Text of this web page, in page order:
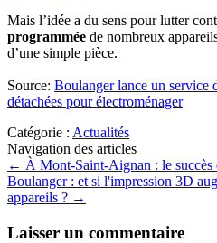
Mais l’idée a du sens pour lutter
programmée de nombreux
d’une simple pièce.
Source: Boulanger lance un service
détachées pour électroménager
Catégorie : Actualités
Navigation des articles
← À Mont-Saint-Aignan : le
Boulanger : et si l'impression 3D
appareils ? →
Laisser un commentaire